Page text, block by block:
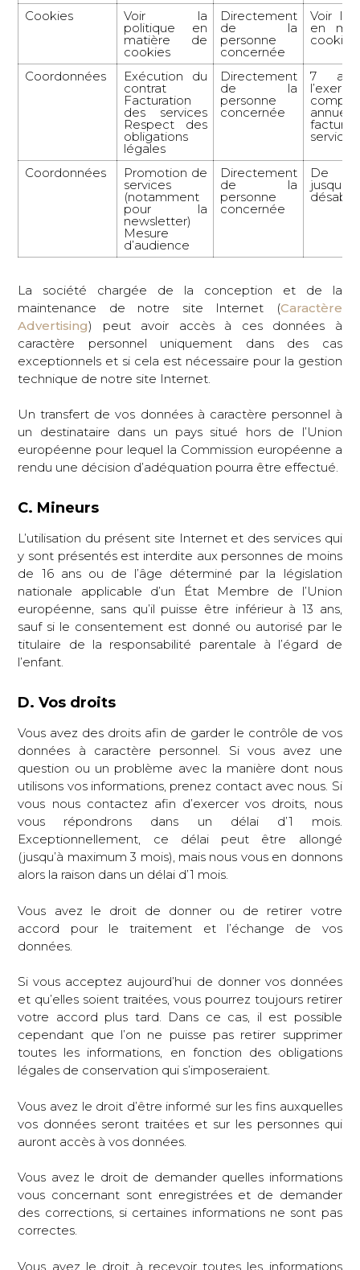
Cookies Voir la
politique en
matière de
cookies
Directement
de la
personne
concernée
Voir la
en
cookies
Coordonnées Exécution du
contrat
Facturation
des services
Respect des
obligations
légales
Directement
de la
personne
concernée
7
annuel
services
Coordonnées Promotion de
services
(notamment
pour la
newsletter)
Mesure
d’audience
Directement
de la
personne
concernée
De
jusqu’au
La société chargée de la conception et de la
maintenance de notre site Internet (Caractère
Advertising) peut avoir accès à ces données à
caractère personnel uniquement dans des cas
exceptionnels et si cela est nécessaire pour la gestion
technique de notre site Internet.
Un transfert de vos données à caractère personnel à
un destinataire dans un pays situé hors de l’Union
européenne pour lequel la Commission européenne a
rendu une décision d’adéquation pourra être effectué.
C. Mineurs
L’utilisation du présent site Internet et des services qui
y sont présentés est interdite aux personnes de moins
de 16 ans ou de l’âge déterminé par la législation
nationale applicable d’un État Membre de l’Union
européenne, sans qu’il puisse être inférieur à 13 ans,
sauf si le consentement est donné ou autorisé par le
titulaire de la responsabilité parentale à l’égard de
l’enfant.
D. Vos droits
Vous avez des droits afin de garder le contrôle de vos
données à caractère personnel. Si vous avez une
question ou un problème avec la manière dont nous
utilisons vos informations, prenez contact avec nous. Si
vous nous contactez afin d’exercer vos droits, nous
vous répondrons dans un délai d’1 mois.
Exceptionnellement, ce délai peut être allongé
(jusqu’à maximum 3 mois), mais nous vous en donnons
alors la raison dans un délai d’1 mois.
Vous avez le droit de donner ou de retirer votre
accord pour le traitement et l’échange de vos
données.
Si vous acceptez aujourd’hui de donner vos données
et qu’elles soient traitées, vous pourrez toujours retirer
votre accord plus tard. Dans ce cas, il est possible
cependant que l’on ne puisse pas retirer supprimer
toutes les informations, en fonction des obligations
légales de conservation qui s’imposeraient.
Vous avez le droit d’être informé sur les fins auxquelles
vos données seront traitées et sur les personnes qui
auront accès à vos données.
Vous avez le droit de demander quelles informations
vous concernant sont enregistrées et de demander
des corrections, si certaines informations ne sont pas
correctes.
Vous avez le droit à recevoir toutes les informations